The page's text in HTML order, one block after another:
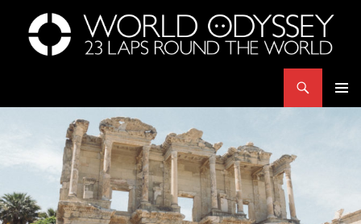
世界23周の旅｜WORLD ODYSSEY: 23 Laps Rond The World